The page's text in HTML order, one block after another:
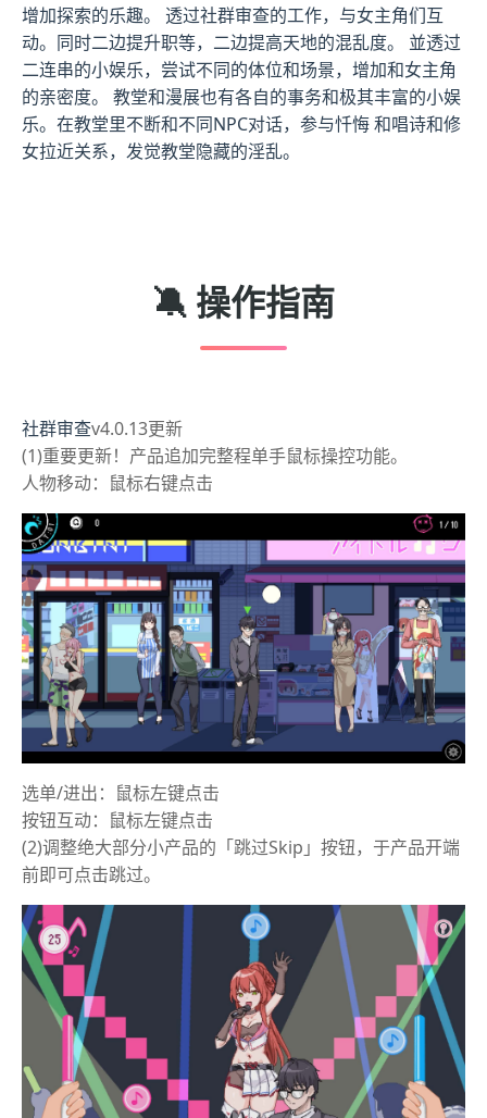
增加探索的乐趣。 透过社群审查的工作，与女主角们互
动。同时二边提升职等，二边提高天地的混乱度。 並透过
二连串的小娱乐，尝试不同的体位和场景，增加和女主角
的亲密度。 教堂和漫展也有各自的事务和极其丰富的小娱
乐。在教堂里不断和不同NPC对话，参与忏悔 和唱诗和修
女拉近关系，发觉教堂隐藏的淫乱。
🔕 操作指南
社群审查v4.0.13更新
(1)重要更新！产品追加完整程单手鼠标操控功能。
人物移动：鼠标右键点击
选单/进出：鼠标左键点击
按钮互动：鼠标左键点击
(2)调整绝大部分小产品的「跳过Skip」按钮，于产品开端
前即可点击跳过。